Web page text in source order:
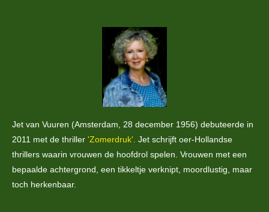
Jet van Vuuren (Amsterdam, 28 december 1956) debuteerde in
2011 met de thriller 'Zomerdruk'. Jet schrijft oer-Hollandse
thrillers waarin vrouwen de hoofdrol spelen. Vrouwen met een
bepaalde achtergrond, een tikkeltje verknipt, moordlustig, maar
toch herkenbaar.